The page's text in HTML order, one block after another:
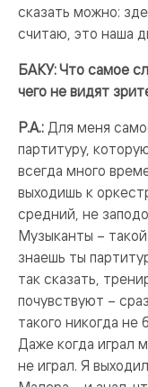
сказать можно:
считаю, это наша
БАКУ: Что самое
чего не видят
Р.А.: Для меня
партитуру,
всегда много
выходишь к
средний, не
Музыканты –
знаешь ты
так сказать,
почувствуют –
такого никогда не
Даже когда играл
не играл. Я